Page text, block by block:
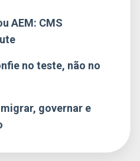
AEM: CMS
no teste, não no
governar e